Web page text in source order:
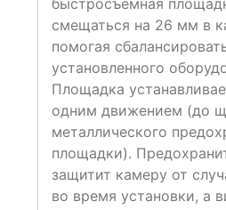
быстросъемная
смещаться на 26 мм в
помогая
установленного
Площадка
одним движением (до
металлического
площадки).
защитит камеру от
во время установки, а